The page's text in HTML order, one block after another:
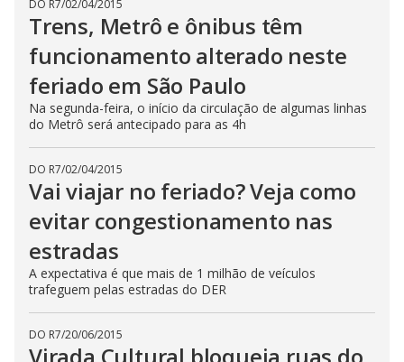
DO R7/02/04/2015
Trens, Metrô e ônibus têm
funcionamento alterado neste
feriado em São Paulo
Na segunda-feira, o início da circulação de algumas linhas
do Metrô será antecipado para as 4h
DO R7/02/04/2015
Vai viajar no feriado? Veja como
evitar congestionamento nas
estradas
A expectativa é que mais de 1 milhão de veículos
trafeguem pelas estradas do DER
DO R7/20/06/2015